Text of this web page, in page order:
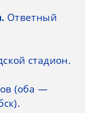
Ответный
стадион.
(оба —